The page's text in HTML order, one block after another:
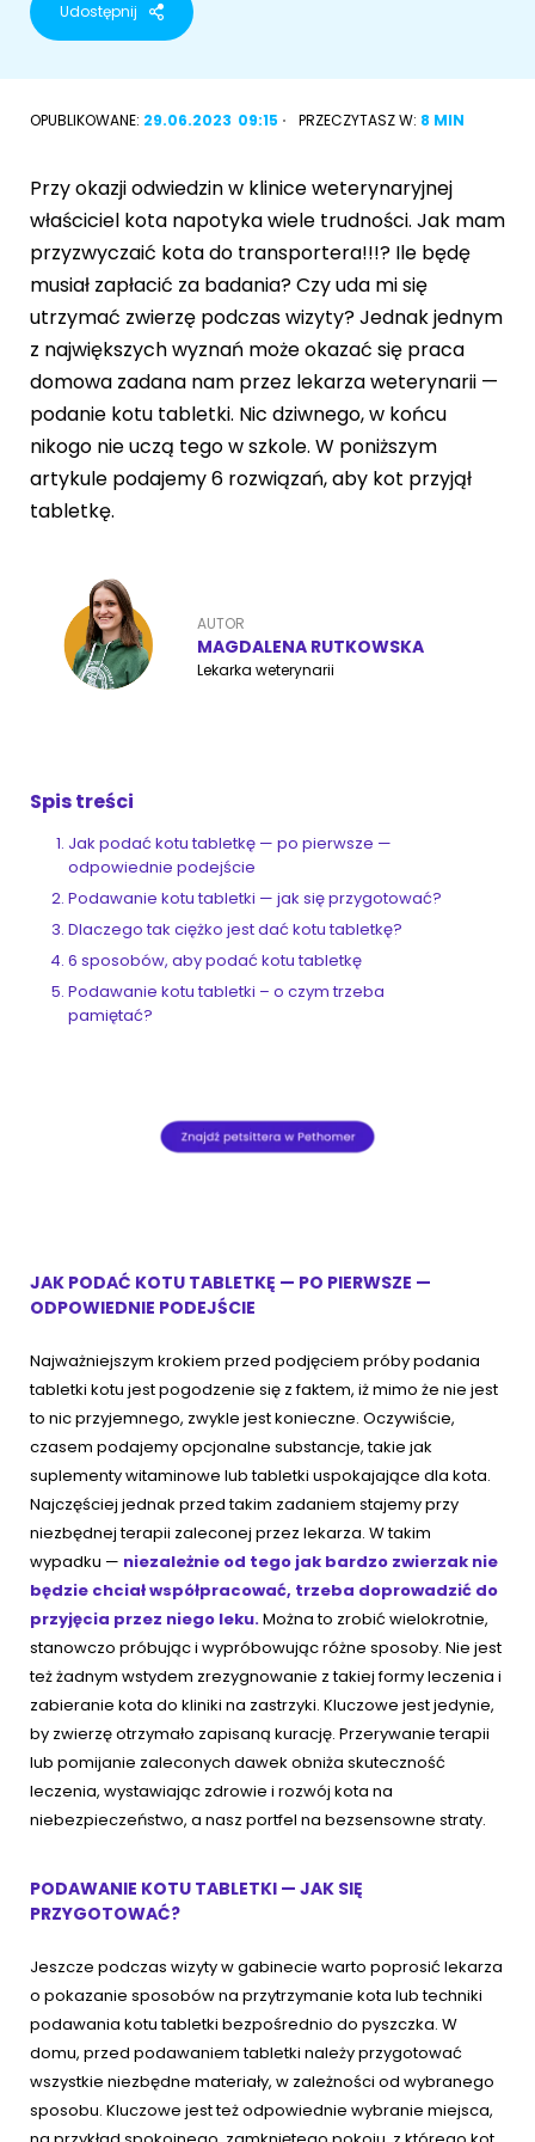
RASY PSÓW
Sznaucer miniaturowy
Golden retriever
Buldog francuski
Owczarek niemiecki
Wyszukiwarka ras psów
ZoociaLove News
Kot perski
Kot rosyjski niebieski
Udostępnij
OPUBLIKOWANE: 29.06.2023 09:15 PRZECZYTASZ W: 8 MIN
Przy okazji odwiedzin w klinice weterynaryjnej
właściciel kota napotyka wiele trudności. Jak mam
przyzwyczaić kota do transportera!!!? Ile będę
musiał zapłacić za badania? Czy uda mi się
utrzymać zwierzę podczas wizyty? Jednak jednym
z największych wyznań może okazać się praca
domowa zadana nam przez lekarza weterynarii —
podanie kotu tabletki. Nic dziwnego, w końcu
nikogo nie uczą tego w szkole. W poniższym
artykule podajemy 6 rozwiązań, aby kot przyjął
tabletkę.
AUTOR
MAGDALENA RUTKOWSKA
Lekarka weterynarii
Spis treści
Jak podać kotu tabletkę — po pierwsze —
odpowiednie podejście
Podawanie kotu tabletki — jak się przygotować?
Dlaczego tak ciężko jest dać kotu tabletkę?
6 sposobów, aby podać kotu tabletkę
Podawanie kotu tabletki – o czym trzeba
pamiętać?
JAK PODAĆ KOTU TABLETKĘ — PO PIERWSZE —
ODPOWIEDNIE PODEJŚCIE
Najważniejszym krokiem przed podjęciem próby podania
tabletki kotu jest pogodzenie się z faktem, iż mimo że nie jest
to nic przyjemnego, zwykle jest konieczne. Oczywiście,
czasem podajemy opcjonalne substancje, takie jak
suplementy witaminowe lub tabletki uspokajające dla kota.
Najczęściej jednak przed takim zadaniem stajemy przy
niezbędnej terapii zaleconej przez lekarza. W takim
wypadku — niezależnie od tego jak bardzo zwierzak nie
będzie chciał współpracować, trzeba doprowadzić do
przyjęcia przez niego leku.Można to zrobić wielokrotnie,
stanowczo próbując i wypróbowując różne sposoby. Nie jest
też żadnym wstydem zrezygnowanie z takiej formy leczenia i
zabieranie kota do kliniki na zastrzyki. Kluczowe jest jedynie,
by zwierzę otrzymało zapisaną kurację. Przerywanie terapii
lub pomijanie zaleconych dawek obniża skuteczność
leczenia, wystawiając zdrowie i rozwój kota na
niebezpieczeństwo, a nasz portfel na bezsensowne straty.
PODAWANIE KOTU TABLETKI — JAK SIĘ
PRZYGOTOWAĆ?
Jeszcze podczas wizyty w gabinecie warto poprosić lekarza
o pokazanie sposobów na przytrzymanie kota lub techniki
podawania kotu tabletki bezpośrednio do pyszczka. W
domu, przed podawaniem tabletki należy przygotować
wszystkie niezbędne materiały, w zależności od wybranego
sposobu. Kluczowe jest też odpowiednie wybranie miejsca,